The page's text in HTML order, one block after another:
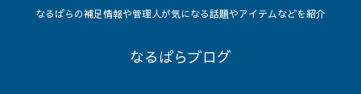
なるぱらの補足情報や管理人が気になる話題やアイテムなどを紹介
なるぱらブログ